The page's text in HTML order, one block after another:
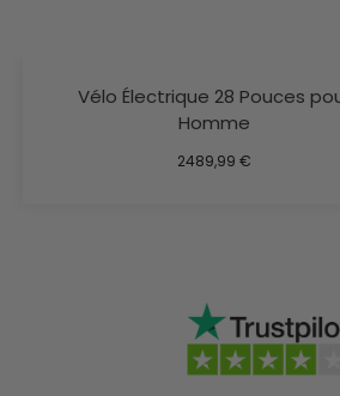
Vélo Électrique 28 Pouces
Homme
2489,99 €